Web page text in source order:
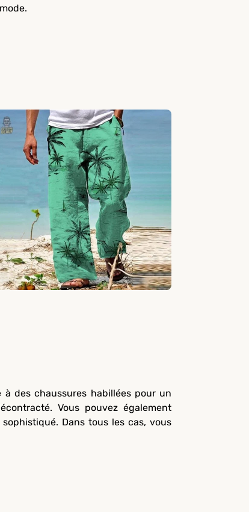
des chaussures habillées pour un
Vous pouvez également
Dans tous les cas, vous